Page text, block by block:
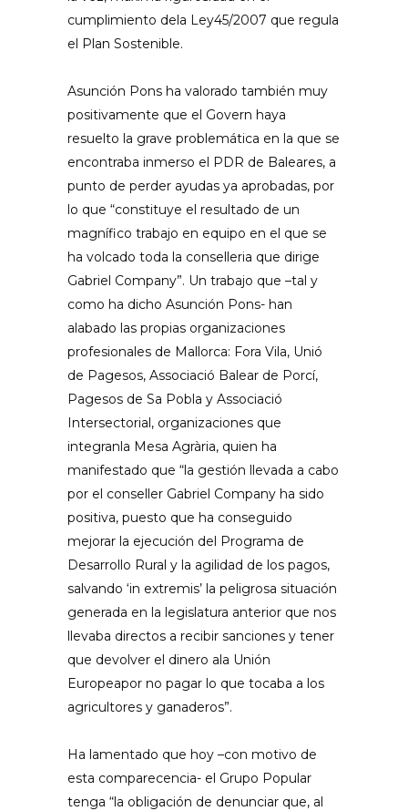
cumplimiento dela Ley45/2007 que regula
el Plan Sostenible.
Asunción Pons ha valorado también muy
positivamente que el Govern haya
resuelto la grave problemática en la que se
encontraba inmerso el PDR de Baleares, a
punto de perder ayudas ya aprobadas, por
lo que “constituye el resultado de un
magnífico trabajo en equipo en el que se
ha volcado toda la conselleria que dirige
Gabriel Company”. Un trabajo que –tal y
como ha dicho Asunción Pons- han
alabado las propias organizaciones
profesionales de Mallorca: Fora Vila, Unió
de Pagesos, Associació Balear de Porcí,
Pagesos de Sa Pobla y Associació
Intersectorial, organizaciones que
integranla Mesa Agrària, quien ha
manifestado que “la gestión llevada a cabo
por el conseller Gabriel Company ha sido
positiva, puesto que ha conseguido
mejorar la ejecución del Programa de
Desarrollo Rural y la agilidad de los pagos,
salvando ‘in extremis’ la peligrosa situación
generada en la legislatura anterior que nos
llevaba directos a recibir sanciones y tener
que devolver el dinero ala Unión
Europeapor no pagar lo que tocaba a los
agricultores y ganaderos”.
Ha lamentado que hoy –con motivo de
esta comparecencia- el Grupo Popular
tenga “la obligación de denunciar que, al